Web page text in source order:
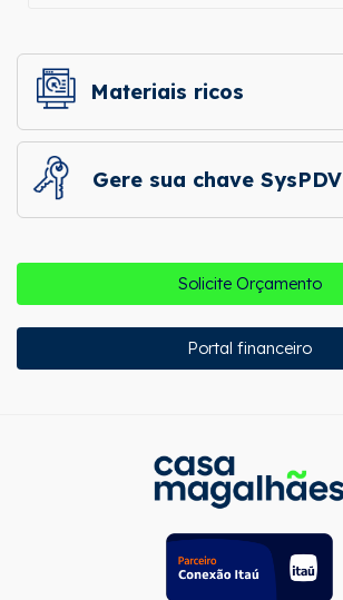
Materiais ricos
Gere sua chave SysPDV
Solicite Orçamento
Portal financeiro